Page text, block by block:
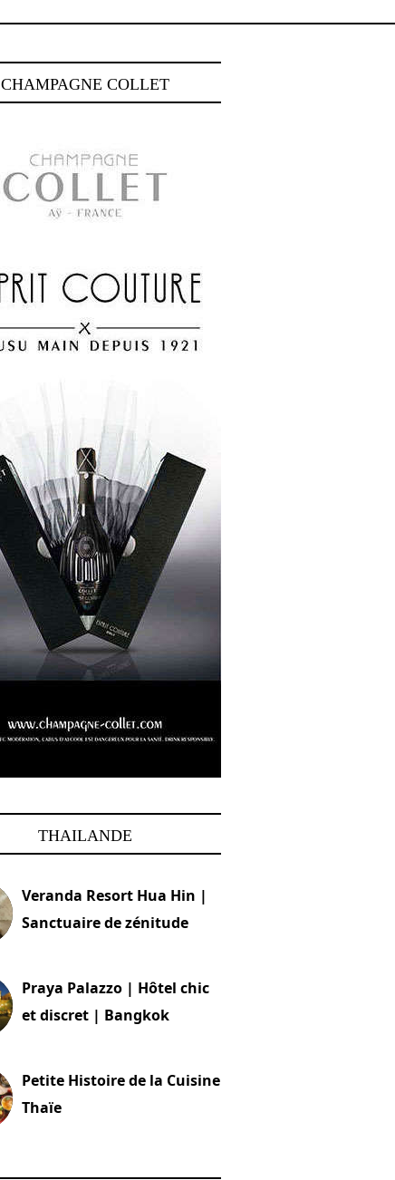
CHAMPAGNE COLLET
THAILANDE
Veranda Resort Hua Hin |
Sanctuaire de zénitude
Praya Palazzo | Hôtel chic
et discret | Bangkok
Petite Histoire de la Cuisine
Thaïe